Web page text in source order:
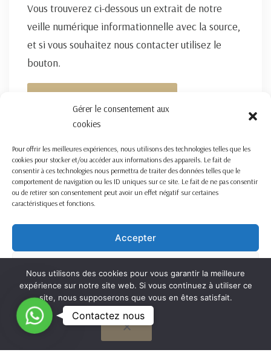
Gérer le consentement aux
cookies
Pour offrir les meilleures expériences, nous utilisons des technologies telles que les
cookies pour stocker et/ou accéder aux informations des appareils. Le fait de
consentir à ces technologies nous permettra de traiter des données telles que le
comportement de navigation ou les ID uniques sur ce site. Le fait de ne pas consentir
ou de retirer son consentement peut avoir un effet négatif sur certaines
caractéristiques et fonctions.
Accepter
Voir les préférences
Cookie Policy
Vous trouverez ci-dessous un extrait de notre
veille numérique informationnelle avec la source,
et si vous souhaitez nous contacter utilisez le
bouton.
Nous utilisons des cookies pour vous garantir la meilleure
expérience sur notre site web. Si vous continuez à utiliser ce
site, nous supposerons que vous en êtes satisfait.
OK
C
o
n
Contactez nous